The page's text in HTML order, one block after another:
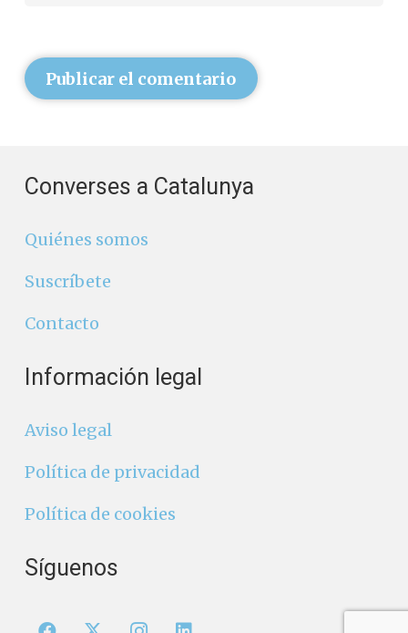
Publicar el comentario
Converses a Catalunya
Quiénes somos
Suscríbete
Contacto
Información legal
Aviso legal
Política de privacidad
Política de cookies
Síguenos